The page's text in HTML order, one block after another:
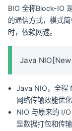
BIO 全称Block-IO
的通信方式，模式
时，依赖网速。
Java
Java NIO，全程
网络传输效能优
NIO 与原来的 I/
是数据打包和传